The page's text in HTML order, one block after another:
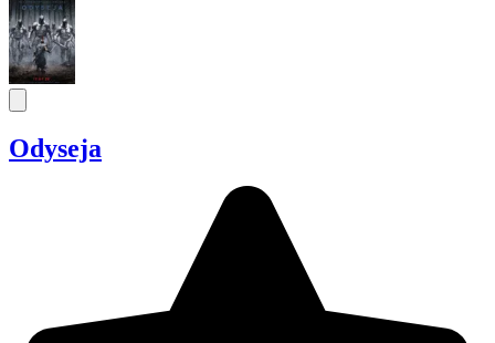
Odyseja